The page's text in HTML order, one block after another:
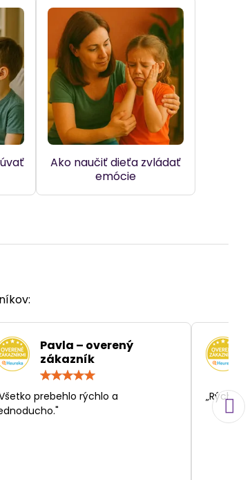
Ako naučiť dieťa zvládať
emócie
Pavla – overený
zákazník
prebehlo rýchlo a